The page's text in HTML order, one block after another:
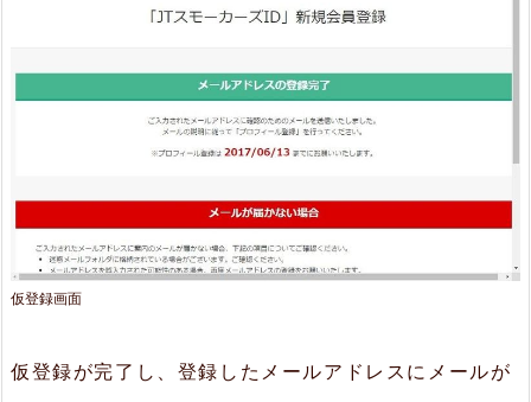
仮登録画面
仮登録が完了し、登録したメールアドレスにメールが